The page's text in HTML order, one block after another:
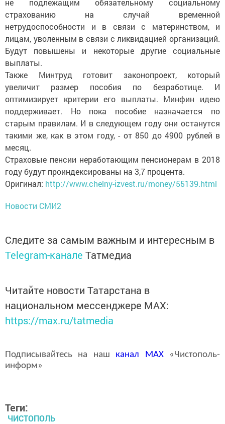
не подлежащим обязательному социальному
страхованию на случай временной
нетрудоспособности и в связи с материнством, и
лицам, уволенным в связи с ликвидацией организаций.
Будут повышены и некоторые другие социальные
выплаты.
Также Минтруд готовит законопроект, который
увеличит размер пособия по безработице. И
оптимизирует критерии его выплаты. Минфин идею
поддерживает. Но пока пособие назначается по
старым правилам. И в следующем году они останутся
такими же, как в этом году, - от 850 до 4900 рублей в
месяц.
Страховые пенсии неработающим пенсионерам в 2018
году будут проиндексированы на 3,7 процента.
Оригинал: http://www.chelny-izvest.ru/money/55139.html
Новости СМИ2
Следите за самым важным и интересным в
Telegram-канале Татмедиа
Читайте новости Татарстана в
национальном мессенджере MАХ:
https://max.ru/tatmedia
Подписывайтесь на наш канал MAX«Чистополь-
информ»
Теги:
ЧИСТОПОЛЬ